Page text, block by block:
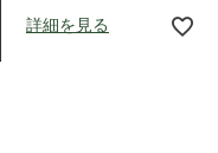
詳細を見る